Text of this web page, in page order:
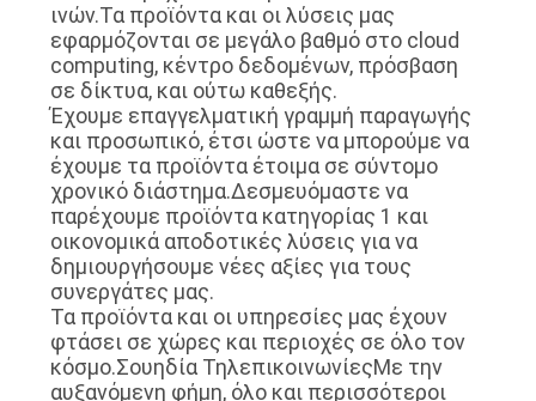
ινών.Τα προϊόντα και οι λύσεις μας
εφαρμόζονται σε μεγάλο βαθμό στο cloud
computing, κέντρο δεδομένων, πρόσβαση
σε δίκτυα, και ούτω καθεξής.
Έχουμε επαγγελματική γραμμή παραγωγής
και προσωπικό, έτσι ώστε να μπορούμε να
έχουμε τα προϊόντα έτοιμα σε σύντομο
χρονικό διάστημα.Δεσμευόμαστε να
παρέχουμε προϊόντα κατηγορίας 1 και
οικονομικά αποδοτικές λύσεις για να
δημιουργήσουμε νέες αξίες για τους
συνεργάτες μας.
Τα προϊόντα και οι υπηρεσίες μας έχουν
φτάσει σε χώρες και περιοχές σε όλο τον
κόσμο.Σουηδία ΤηλεπικοινωνίεςΜε την
αυξανόμενη φήμη, όλο και περισσότεροι